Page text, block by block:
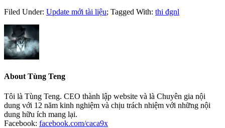
Filed Under: Update mới tài liệu; Tagged With: thi đgnl
About Tùng Teng
Tôi là Tùng Teng. CEO thành lập website và là Chuyên gia nội
dung với 12 năm kinh nghiệm và chịu trách nhiệm với những nội
dung hữu ích mang lại.
Facebook: facebook.com/caca9x